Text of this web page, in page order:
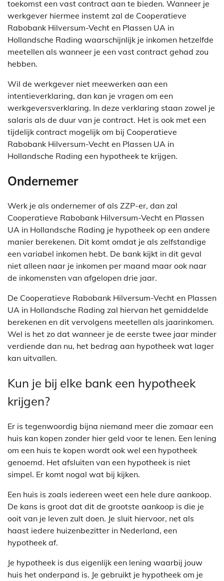
toekomst een vast contract aan te bieden. Wanneer je
werkgever hiermee instemt zal de Cooperatieve
Rabobank Hilversum-Vecht en Plassen UA in
Hollandsche Rading waarschijnlijk je inkomen hetzelfde
meetellen als wanneer je een vast contract gehad zou
hebben.
Wil de werkgever niet meewerken aan een
intentieverklaring, dan kan je vragen om een
werkgeversverklaring. In deze verklaring staan zowel je
salaris als de duur van je contract. Het is ook met een
tijdelijk contract mogelijk om bij Cooperatieve
Rabobank Hilversum-Vecht en Plassen UA in
Hollandsche Rading een hypotheek te krijgen.
Ondernemer
Werk je als ondernemer of als ZZP-er, dan zal
Cooperatieve Rabobank Hilversum-Vecht en Plassen
UA in Hollandsche Rading je hypotheek op een andere
manier berekenen. Dit komt omdat je als zelfstandige
een variabel inkomen hebt. De bank kijkt in dit geval
niet alleen naar je inkomen per maand maar ook naar
de inkomensten van afgelopen drie jaar.
De Cooperatieve Rabobank Hilversum-Vecht en Plassen
UA in Hollandsche Rading zal hiervan het gemiddelde
berekenen en dit vervolgens meetellen als jaarinkomen.
Wel is het zo dat wanneer je de eerste twee jaar minder
verdiende dan nu, het bedrag aan hypotheek wat lager
kan uitvallen.
Kun je bij elke bank een hypotheek
krijgen?
Er is tegenwoordig bijna niemand meer die zomaar een
huis kan kopen zonder hier geld voor te lenen. Een lening
om een huis te kopen wordt ook wel een hypotheek
genoemd. Het afsluiten van een hypotheek is niet
simpel. Er komt nogal wat bij kijken.
Een huis is zoals iedereen weet een hele dure aankoop.
De kans is groot dat dit de grootste aankoop is die je
ooit van je leven zult doen. Je sluit hiervoor, net als
haast iedere huizenbezitter in Nederland, een
hypotheek af.
Je hypotheek is dus eigenlijk een lening waarbij jouw
huis het onderpand is. Je gebruikt je hypotheek om je